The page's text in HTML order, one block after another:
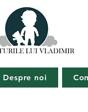
Despre noi